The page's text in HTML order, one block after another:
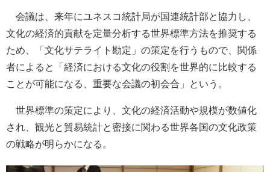
会議は、来年にユネスコ統計局が国連統計部と協力し、
文化の経済的貢献を定量分析する世界標準方法を推奨する
ため、「文化サテライト勘定」の策定を行うもので、関係
者によると「経済における文化の役割を世界的に比較する
ことが可能になる、重要な会議の初会合」という。
世界標準の策定により、文化の経済活動や規模が数値化
され、観光と貿易統計と密接に関わる世界各国の文化政策
の戦略が明らかになる。